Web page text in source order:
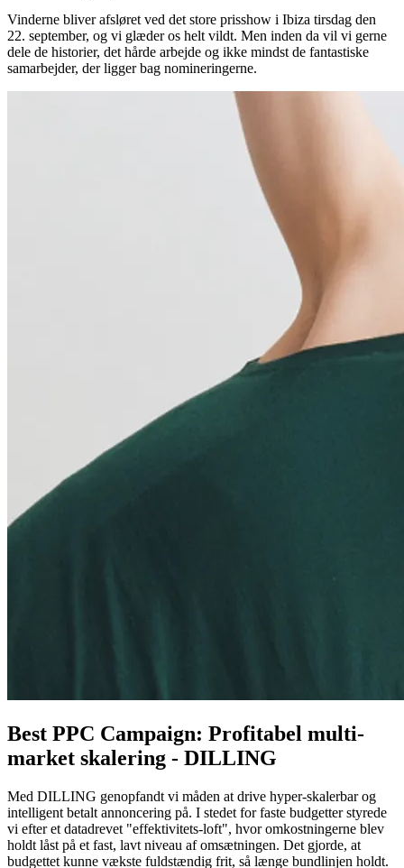
Vinderne bliver afsløret ved det store prisshow i Ibiza tirsdag den
22. september, og vi glæder os helt vildt. Men inden da vil vi gerne
dele de historier, det hårde arbejde og ikke mindst de fantastiske
samarbejder, der ligger bag nomineringerne.
Best PPC Campaign: Profitabel multi-
market skalering - DILLING
Med DILLING genopfandt vi måden at drive hyper-skalerbar og
intelligent betalt annoncering på. I stedet for faste budgetter styrede
vi efter et datadrevet "effektivitets-loft", hvor omkostningerne blev
holdt låst på et fast, lavt niveau af omsætningen. Det gjorde, at
budgettet kunne vækste fuldstændig frit, så længe bundlinjen holdt.